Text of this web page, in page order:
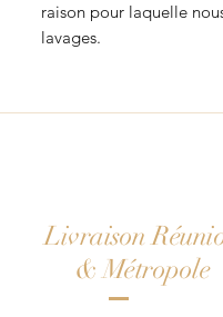
raison pour laquelle
lavages.
Livraison
& Métropole